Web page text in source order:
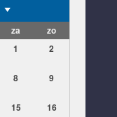
za
zo
1
2
8 9
15 16